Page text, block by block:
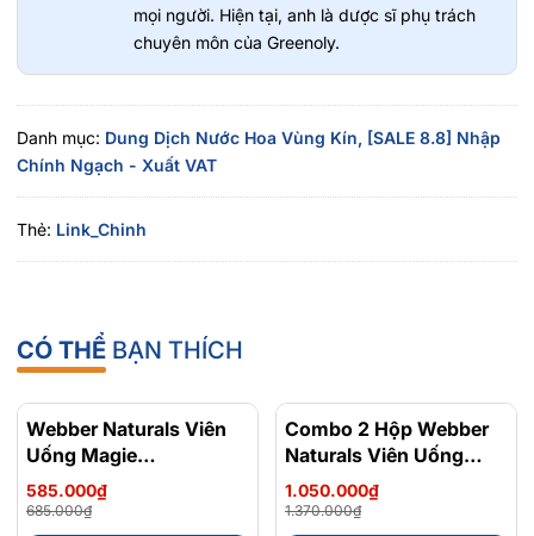
thương nhỏ trên da.
Tocopheryl Acetate (Vitamin E): Dưỡng ẩm, chống oxy hóa,
Aloe Barbadensis Leaf Extract (Chiết xuất Lô Hội): Làm dịu
da, dưỡng ẩm và phục hồi hàng rào tự nhiên cho da.
suốt ngày dài.
mọi người. Hiện tại, anh là dược sĩ phụ trách
chuyên môn của Greenoly.
Danh mục: Dung Dịch Nước Hoa Vùng Kín, [SALE 8.8] Nhập
Chính Ngạch - Xuất VAT
Thẻ: Link_Chinh
CÓ THỂ BẠN THÍCH
- 15%
Webber Naturals Viên
Uống Magie
Magnesium
Bisglycinate 200mg -
585.000₫
685.000₫
- 23%
Combo 2 Hộp Webber
Naturals Viên Uống
Magie Dễ Dàng Hấp
Làm Dịu Nhẹ Cho Hệ
1.050.000₫
1.370.000₫